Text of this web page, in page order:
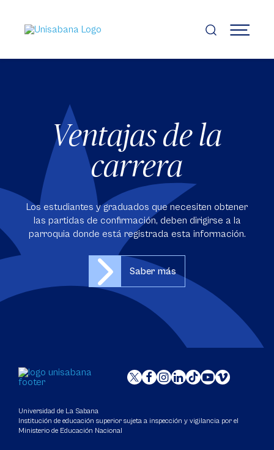
contenido
principal
MENÚ
Ventajas de la
carrera
Los estudiantes y graduados que necesiten obtener
las partidas de confirmación, deben dirigirse a la
parroquia donde está registrada esta información.
Saber más
Universidad de La Sabana
Institución de educación superior sujeta a inspección y vigilancia por el
Ministerio de Educación Nacional